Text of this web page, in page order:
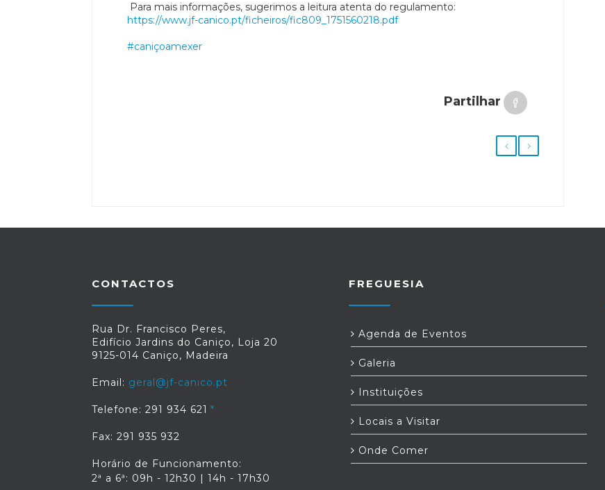
Para mais informações, sugerimos a leitura atenta do regulamento:
https://www.jf-canico.pt/ficheiros/fic809_1751560218.pdf
#caniçoamexer
Partilhar
CONTACTOS
Rua Dr. Francisco Peres,
Edifício Jardins do Caniço, Loja 20
9125-014 Caniço, Madeira
Email: geral@jf-canico.pt
Telefone: 291 934 621
Fax: 291 935 932
Horário de Funcionamento:
2ª a 6ª: 09h - 12h30 | 14h - 17h30
FREGUESIA
Agenda de Eventos
Galeria
Instituições
Locais a Visitar
Onde Comer